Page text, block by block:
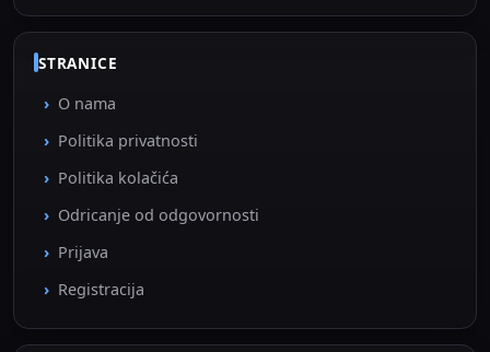
STRANICE
O nama
Politika privatnosti
Politika kolačića
Odricanje od odgovornosti
Prijava
Registracija